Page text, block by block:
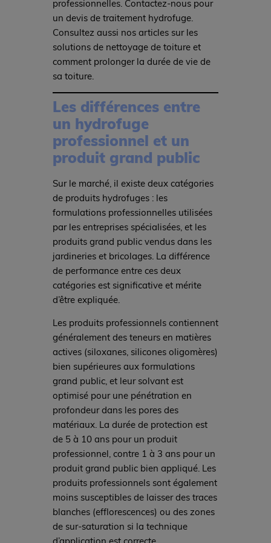
professionnelles. Contactez-nous pour
un devis de traitement hydrofuge.
Consultez aussi nos articles sur les
solutions de nettoyage de toiture et
comment prolonger la durée de vie de
sa toiture.
Les différences entre
un hydrofuge
professionnel et un
produit grand public
Sur le marché, il existe deux catégories
de produits hydrofuges : les
formulations professionnelles utilisées
par les entreprises spécialisées, et les
produits grand public vendus dans les
jardineries et bricolages. La différence
de performance entre ces deux
catégories est significative et mérite
d’être expliquée.
Les produits professionnels contiennent
généralement des teneurs en matières
actives (siloxanes, silicones oligomères)
bien supérieures aux formulations
grand public, et leur solvant est
optimisé pour une pénétration en
profondeur dans les pores des
matériaux. La durée de protection est
de 5 à 10 ans pour un produit
professionnel, contre 1 à 3 ans pour un
produit grand public bien appliqué. Les
produits professionnels sont également
moins susceptibles de laisser des traces
blanches (efflorescences) ou des zones
de sur-saturation si la technique
d’application est correcte.